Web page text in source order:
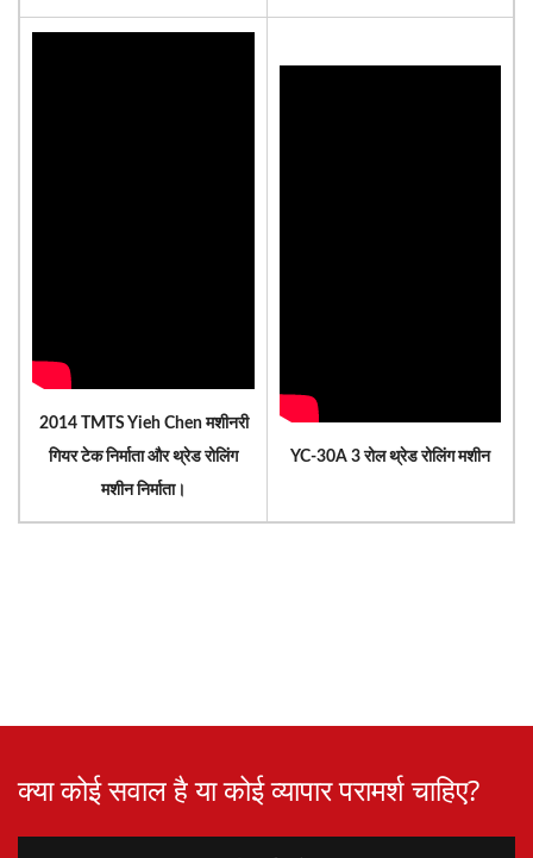
2014 TMTS Yieh Chen मशीनरी
गियर टेक निर्माता और थ्रेड रोलिंग
मशीन निर्माता।
YC-30A 3 रोल थ्रेड रोलिंग मशीन
क्या कोई सवाल है या कोई व्यापार परामर्श चाहिए?